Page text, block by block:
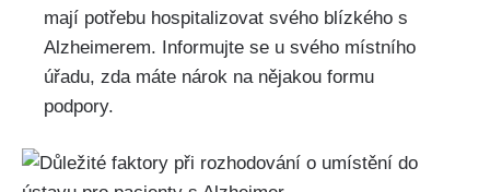
mají potřebu hospitalizovat svého blízkého s
Alzheimerem. Informujte se u svého místního
úřadu, zda máte nárok na nějakou formu
podpory.